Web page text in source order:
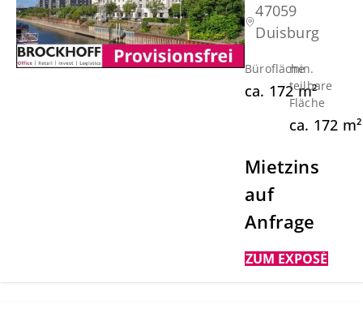
47059
Duisburg
Bürofläche
ca. 172 m²
min.
teilbare
Fläche
ca. 172 m²
Mietzins
auf
Anfrage
ZUM EXPOSÉ